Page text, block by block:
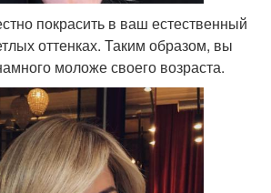
покрасить в ваш естественный
оттенках. Таким образом, вы
моложе своего возраста.